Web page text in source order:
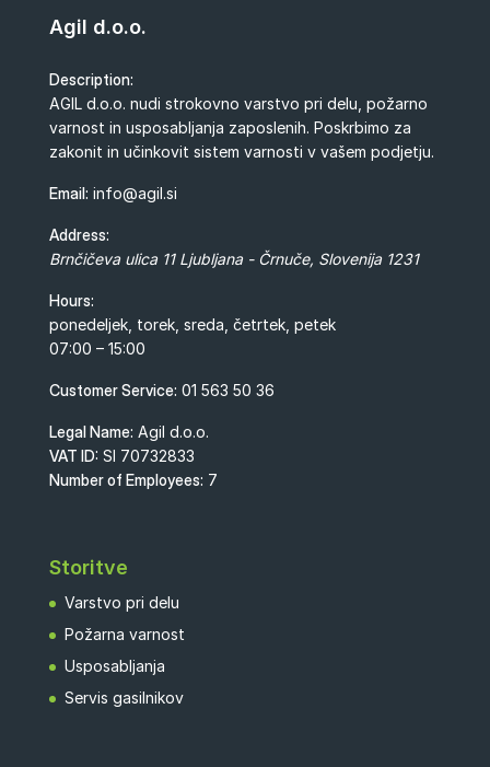
Agil d.o.o.
Description:
AGIL d.o.o. nudi strokovno varstvo pri delu, požarno
varnost in usposabljanja zaposlenih. Poskrbimo za
zakonit in učinkovit sistem varnosti v vašem podjetju.
Email: info@agil.si
Address:
Brnčičeva ulica 11 Ljubljana - Črnuče, Slovenija 1231
Hours:
ponedeljek, torek, sreda, četrtek, petek
07:00 – 15:00
Customer Service: 01 563 50 36
Legal Name: Agil d.o.o.
VAT ID: SI 70732833
Number of Employees: 7
Storitve
Varstvo pri delu
Požarna varnost
Usposabljanja
Servis gasilnikov